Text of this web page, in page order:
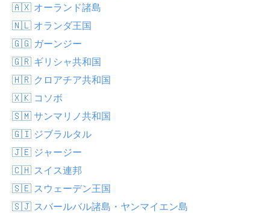
🇦🇽 オーランド諸島
🇳🇱 オランダ王国
🇬🇬 ガーンジー
🇬🇷 ギリシャ共和国
🇭🇷 クロアチア共和国
🇽🇰 コソボ
🇸🇲 サンマリノ共和国
🇬🇮 ジブラルタル
🇯🇪 ジャージー
🇨🇭 スイス連邦
🇸🇪 スウェーデン王国
🇸🇯 スバールバル諸島・ヤンマイエン島